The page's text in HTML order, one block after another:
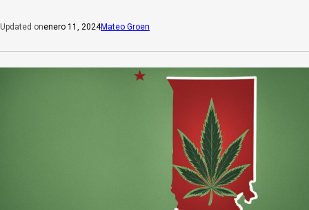
Updated onenero 11, 2024Mateo Groen